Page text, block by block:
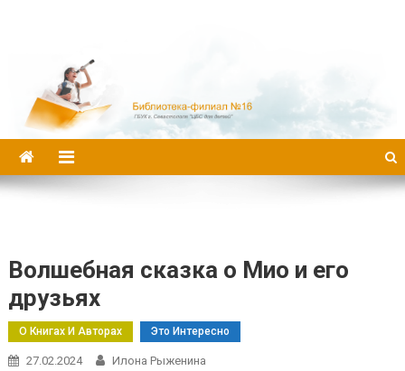
Волшебная сказка о Мио и его
друзьях
О Книгах И Авторах Это Интересно
27.02.2024 Илона Рыженина